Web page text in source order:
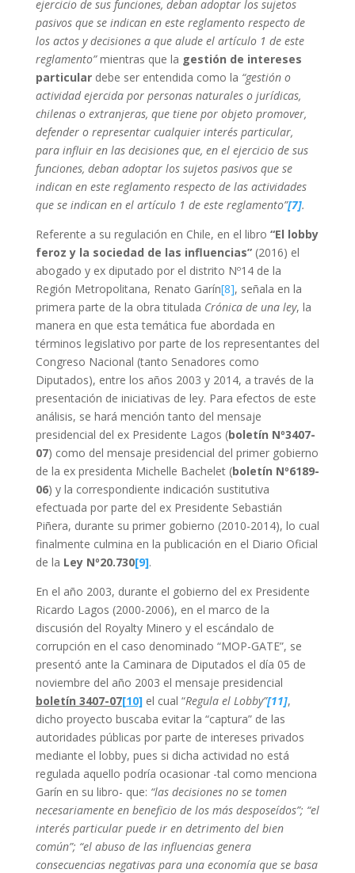
ejercicio de sus funciones, deban adoptar los sujetos
pasivos que se indican en este reglamento respecto de
los actos y decisiones a que alude el artículo 1 de este
reglamento”mientras que la gestión de intereses
particulardebe ser entendida como la “gestión o
actividad ejercida por personas naturales o jurídicas,
chilenas o extranjeras, que tiene por objeto promover,
defender o representar cualquier interés particular,
para influir en las decisiones que, en el ejercicio de sus
funciones, deban adoptar los sujetos pasivos que se
indican en este reglamento respecto de las actividades
que se indican en el artículo 1 de este reglamento”[7].
Referente a su regulación en Chile, en el libro “El lobby
feroz y la sociedad de las influencias”(2016) el
abogado y ex diputado por el distrito Nº14 de la
Región Metropolitana, Renato Garín[8], señala en la
primera parte de la obra titulada Crónica de una ley, la
manera en que esta temática fue abordada en
términos legislativo por parte de los representantes del
Congreso Nacional (tanto Senadores como
Diputados), entre los años 2003 y 2014, a través de la
presentación de iniciativas de ley. Para efectos de este
análisis, se hará mención tanto del mensaje
presidencial del ex Presidente Lagos (boletín Nº3407-
07) como del mensaje presidencial del primer gobierno
de la ex presidenta Michelle Bachelet (boletín Nº6189-
06) y la correspondiente indicación sustitutiva
efectuada por parte del ex Presidente Sebastián
Piñera, durante su primer gobierno (2010-2014), lo cual
finalmente culmina en la publicación en el Diario Oficial
de la Ley Nº20.730[9].
En el año 2003, durante el gobierno del ex Presidente
Ricardo Lagos (2000-2006), en el marco de la
discusión del Royalty Minero y el escándalo de
corrupción en el caso denominado “MOP-GATE”, se
presentó ante la Caminara de Diputados el día 05 de
noviembre del año 2003 el mensaje presidencial
boletín 3407-07[10]el cual “Regula el Lobby”[11],
dicho proyecto buscaba evitar la “captura” de las
autoridades públicas por parte de intereses privados
mediante el lobby, pues si dicha actividad no está
regulada aquello podría ocasionar -tal como menciona
Garín en su libro- que: “las decisiones no se tomen
necesariamente en beneficio de los más desposeídos”; “el
interés particular puede ir en detrimento del bien
común”; “el abuso de las influencias genera
consecuencias negativas para una economía que se basa